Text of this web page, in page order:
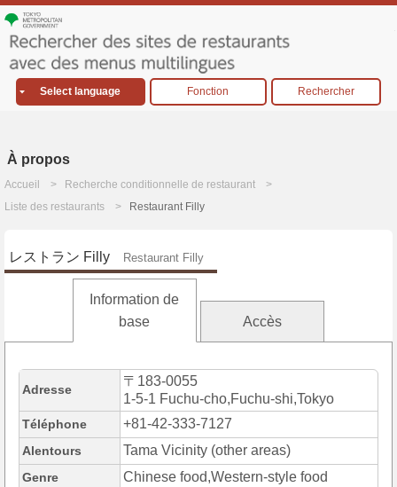
Select language Fonction Rechercher
À propos
Accueil
Recherche conditionnelle de restaurant
Liste des restaurants
Restaurant Filly
レストラン Filly Restaurant Filly
Information de
base
Accès
Adresse
〒183-0055
1-5-1 Fuchu-cho,Fuchu-shi,Tokyo
Téléphone +81-42-333-7127
Alentours Tama Vicinity (other areas)
Genre Chinese food,Western-style food